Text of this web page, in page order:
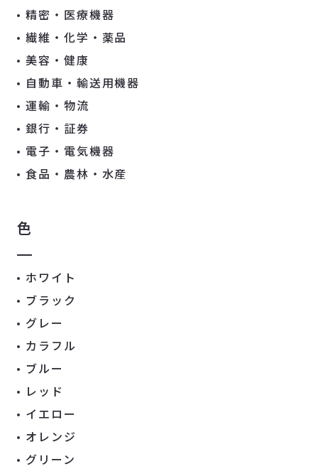
精密・医療機器
繊維・化学・薬品
美容・健康
自動車・輸送用機器
運輸・物流
銀行・証券
電子・電気機器
食品・農林・水産
色
ホワイト
ブラック
グレー
カラフル
ブルー
レッド
イエロー
オレンジ
グリーン